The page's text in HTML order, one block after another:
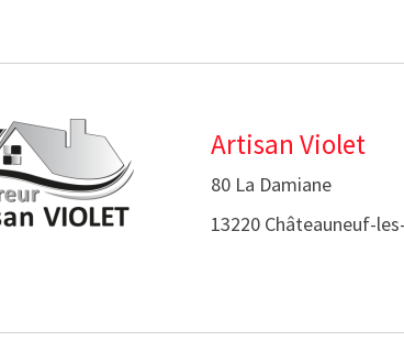
Artisan Violet
80 La Damiane
13220 Châteauneuf-